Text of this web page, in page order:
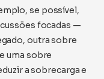
se possível,
focadas —
outra sobre
uma sobre
a sobrecarga e